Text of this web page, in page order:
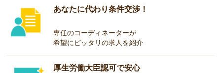
あなたに代わり条件交渉！
専任のコーディネーターが
希望にピッタリの求人を紹介
厚生労働大臣認可で安心